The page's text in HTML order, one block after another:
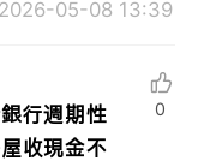
2026-05-08 13:39
行週期性
收現金不
0